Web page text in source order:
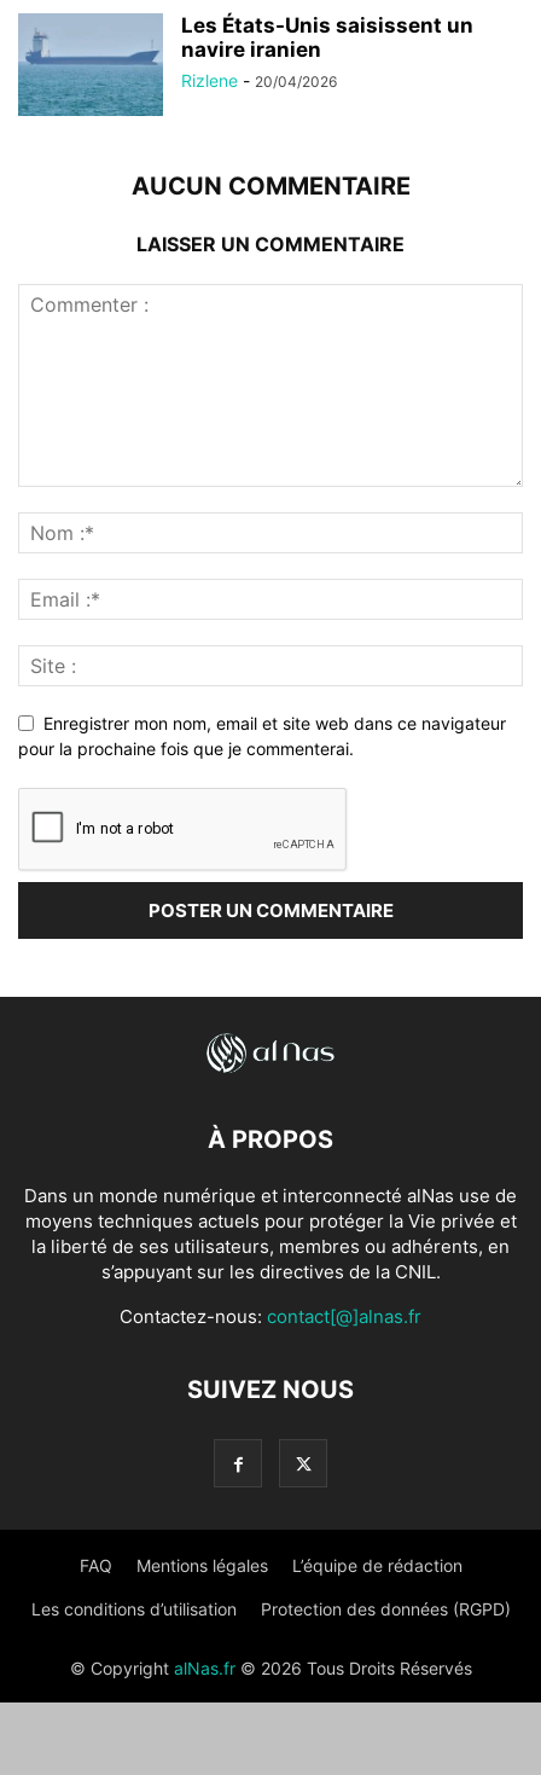
Les États-Unis saisissent un
navire iranien
Rizlene - 20/04/2026
AUCUN COMMENTAIRE
LAISSER UN COMMENTAIRE
Enregistrer mon nom, email et site web dans ce navigateur
pour la prochaine fois que je commenterai.
À PROPOS
Dans un monde numérique et interconnecté alNas use de
moyens techniques actuels pour protéger la Vie privée et
la liberté de ses utilisateurs, membres ou adhérents, en
s’appuyant sur les directives de la CNIL.
Contactez-nous: contact[@]alnas.fr
SUIVEZ NOUS
FAQ Mentions légales L’équipe de rédaction
Les conditions d’utilisation Protection des données (RGPD)
© Copyright alNas.fr© 2026 Tous Droits Réservés